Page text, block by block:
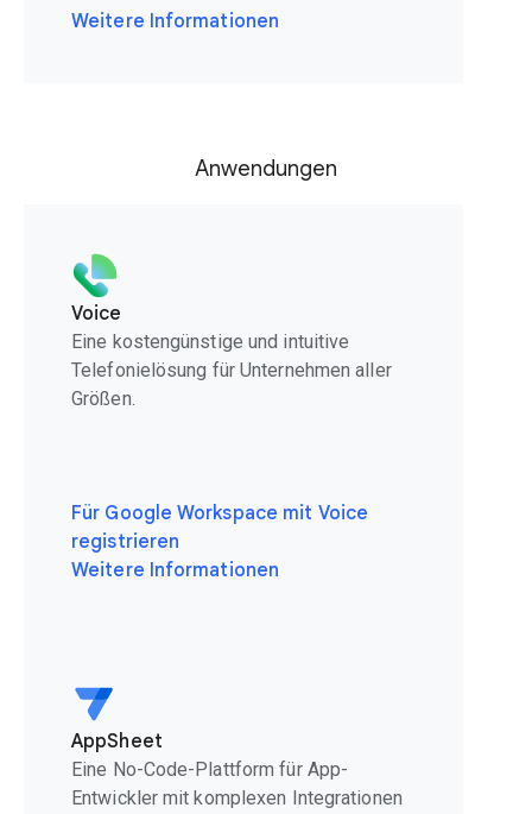
Weitere Informationen
Anwendungen
Voice
Eine kostengünstige und intuitive
Telefonielösung für Unternehmen aller
Größen.
Für Google Workspace mit Voice
registrieren
Weitere Informationen
AppSheet
Eine No-Code-Plattform für App-
Entwickler mit komplexen Integrationen